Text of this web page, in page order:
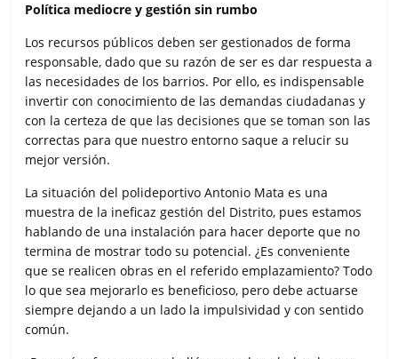
Política mediocre y gestión sin rumbo
Los recursos públicos deben ser gestionados de forma
responsable, dado que su razón de ser es dar respuesta a
las necesidades de los barrios. Por ello, es indispensable
invertir con conocimiento de las demandas ciudadanas y
con la certeza de que las decisiones que se toman son las
correctas para que nuestro entorno saque a relucir su
mejor versión.
La situación del polideportivo Antonio Mata es una
muestra de la ineficaz gestión del Distrito, pues estamos
hablando de una instalación para hacer deporte que no
termina de mostrar todo su potencial. ¿Es conveniente
que se realicen obras en el referido emplazamiento? Todo
lo que sea mejorarlo es beneficioso, pero debe actuarse
siempre dejando a un lado la impulsividad y con sentido
común.